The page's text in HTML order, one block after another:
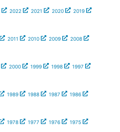
2022 2021 2020 2019
2011 2010 2009 2008
2000 1999 1998 1997
1989 1988 1987 1986
1978 1977 1976 1975